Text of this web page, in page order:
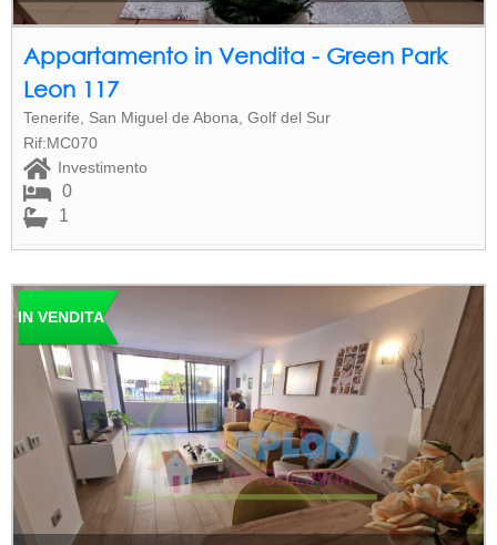
Appartamento in Vendita - Green Park
Leon 117
Tenerife, San Miguel de Abona, Golf del Sur
Rif:MC070
Investimento
0
1
IN VENDITA